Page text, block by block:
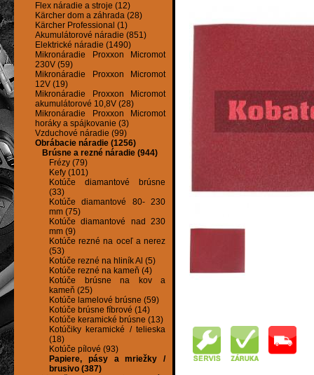
Flex náradie a stroje (12)
Kärcher dom a záhrada (28)
Kärcher Professional (1)
Akumulátorové náradie (851)
Elektrické náradie (1490)
Mikronáradie Proxxon Micromot
230V (59)
Mikronáradie Proxxon Micromot
12V (19)
Mikronáradie Proxxon Micromot
akumulátorové 10,8V (28)
Mikronáradie Proxxon Micromot
horáky a spájkovanie (3)
Vzduchové náradie (99)
Obrábacie náradie (1256)
Brúsne a rezné náradie (944)
Frézy (79)
Kefy (101)
Kotúče diamantové brúsne
(33)
Kotúče diamantové 80- 230
mm (75)
Kotúče diamantové nad 230
mm (9)
Kotúče rezné na oceľ a nerez
(53)
Kotúče rezné na hliník Al (5)
Kotúče rezné na kameň (4)
Kotúče brúsne na kov a
kameň (25)
Kotúče lamelové brúsne (59)
Kotúče brúsne fíbrové (14)
Kotúče keramické brúsne (13)
Kotúčiky keramické / telieska
(18)
Kotúče pílové (93)
Papiere, pásy a mriežky /
brusivo (387)